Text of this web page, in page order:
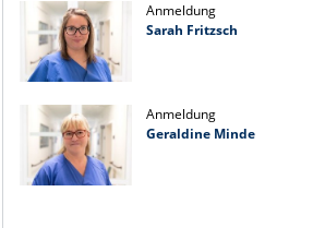
Anmeldung
Sarah Fritzsch
Anmeldung
Geraldine Minde